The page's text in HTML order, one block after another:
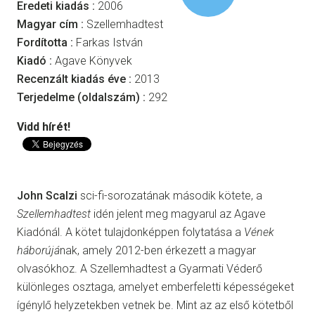
Eredeti kiadás : 2006
Magyar cím : Szellemhadtest
Fordította : Farkas István
Kiadó : Agave Könyvek
Recenzált kiadás éve : 2013
Terjedelme (oldalszám) : 292
Vidd hírét!
John Scalzi sci-fi-sorozatának második kötete, a
Szellemhadtest idén jelent meg magyarul az Agave
Kiadónál. A kötet tulajdonképpen folytatása a Vének
háborújának, amely 2012-ben érkezett a magyar
olvasókhoz. A Szellemhadtest a Gyarmati Véderő
különleges osztaga, amelyet emberfeletti képességeket
ígénylő helyzetekben vetnek be. Mint az az első kötetből